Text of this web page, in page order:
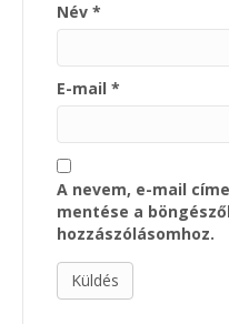
Név *
E-mail *
A nevem, e-mail
mentése a
hozzászólásomhoz.